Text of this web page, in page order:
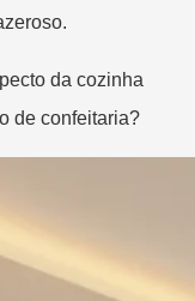
da cozinha
de confeitaria?